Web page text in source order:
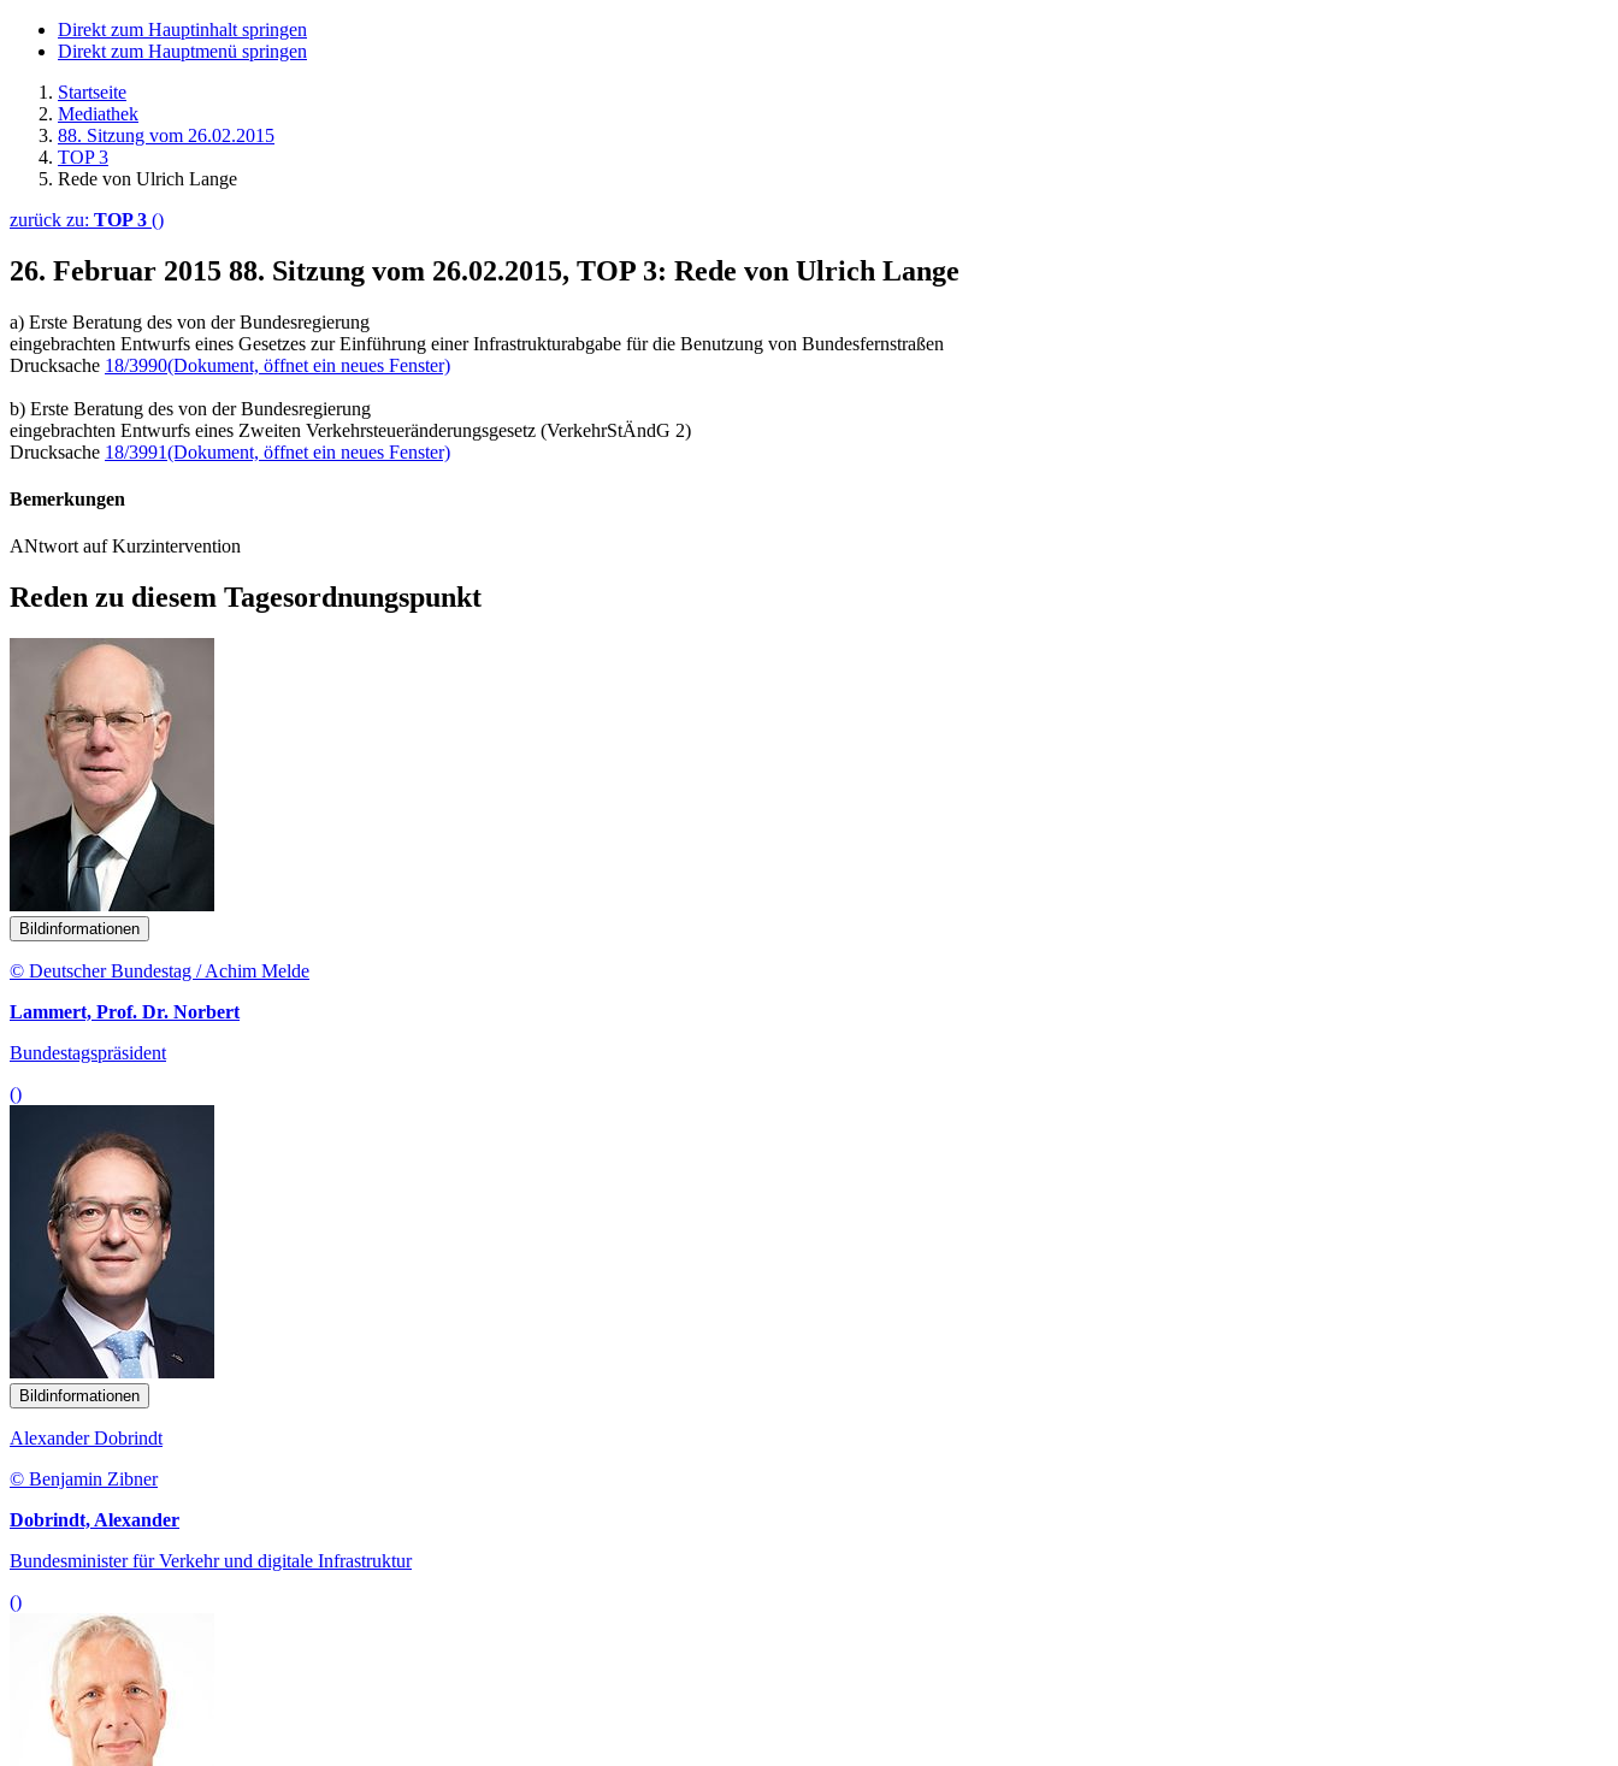
Direkt zum Hauptinhalt springen
Direkt zum Hauptmenü springen
Startseite
Mediathek
88. Sitzung vom 26.02.2015
TOP 3
Rede von Ulrich Lange
zurück zu: TOP 3 ()
26. Februar 2015 88. Sitzung vom 26.02.2015, TOP 3: Rede von Ulrich Lange
a) Erste Beratung des von der Bundesregierung
eingebrachten Entwurfs eines Gesetzes zur Einführung einer Infrastrukturabgabe für die Benutzung von Bundesfernstraßen
Drucksache 18/3990(Dokument, öffnet ein neues Fenster)
b) Erste Beratung des von der Bundesregierung
eingebrachten Entwurfs eines Zweiten Verkehrsteueränderungsgesetz (VerkehrStÄndG 2)
Drucksache 18/3991(Dokument, öffnet ein neues Fenster)
Bemerkungen
ANtwort auf Kurzintervention
Reden zu diesem Tagesordnungspunkt
Bildinformationen
© Deutscher Bundestag / Achim Melde
Lammert, Prof. Dr. Norbert
Bundestagspräsident
()
Bildinformationen
Alexander Dobrindt
© Benjamin Zibner
Dobrindt, Alexander
Bundesminister für Verkehr und digitale Infrastruktur
()